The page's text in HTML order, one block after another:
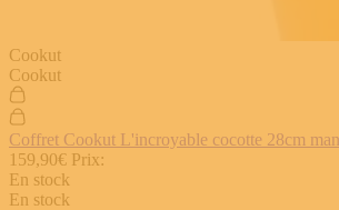
Cookut
Cookut
Coffret Cookut L'incroyable cocotte 28cm
159,90€ Prix:
En stock
En stock